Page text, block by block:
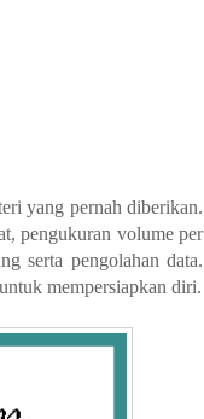
yang pernah diberikan.
pengukuran volume per
serta pengolahan data.
mempersiapkan diri.